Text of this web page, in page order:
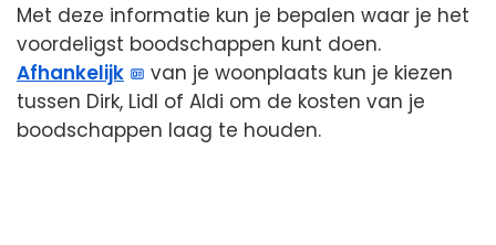
Met deze informatie kun je bepalen waar je het
voordeligst boodschappen kunt doen.
Afhankelijk
van je woonplaats kun je kiezen
tussen Dirk, Lidl of Aldi om de kosten van je
boodschappen laag te houden.